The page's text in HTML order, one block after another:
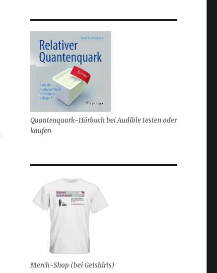
Quantenquark-Hörbuch bei Audible testen oder
kaufen
Merch-Shop (bei Getshirts)